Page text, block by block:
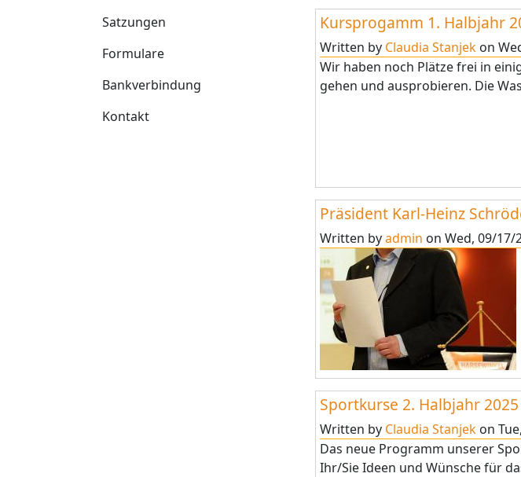
Satzungen
Formulare
Bankverbindung
Kontakt
Kursprogamm 1. Halbjahr
Written by Claudia Stanjek on
Wir haben noch Plätze frei in
gehen und ausprobieren. Die
Präsident Karl-Heinz
Written byadmin on Wed, 09/17/
Sportkurse 2. Halbjahr 2025
Written by Claudia Stanjek on
Das neue Programm unserer
Ihr/Sie Ideen und Wünsche für